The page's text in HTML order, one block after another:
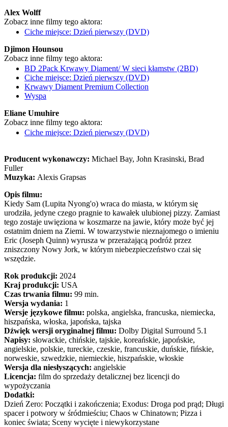
Alex Wolff
Zobacz inne filmy tego aktora:
Ciche miejsce: Dzień pierwszy (DVD)
Djimon Hounsou
Zobacz inne filmy tego aktora:
BD 2Pack Krwawy Diament/ W sieci kłamstw (2BD)
Ciche miejsce: Dzień pierwszy (DVD)
Krwawy Diament Premium Collection
Wyspa
Eliane Umuhire
Zobacz inne filmy tego aktora:
Ciche miejsce: Dzień pierwszy (DVD)
Producent wykonawczy: Michael Bay, John Krasinski, Brad
Fuller
Muzyka: Alexis Grapsas
Opis filmu:
Kiedy Sam (Lupita Nyong'o) wraca do miasta, w którym się
urodziła, jedyne czego pragnie to kawałek ulubionej pizzy. Zamiast
tego zostaje uwięziona w koszmarze na jawie, który może być jej
ostatnim dniem na Ziemi. W towarzystwie nieznajomego o imieniu
Eric (Joseph Quinn) wyrusza w przerażającą podróż przez
zniszczony Nowy Jork, w którym niebezpieczeństwo czai się
wszędzie.
Rok produkcji: 2024
Kraj produkcji: USA
Czas trwania filmu: 99 min.
Wersja wydania: 1
Wersje językowe filmu: polska, angielska, francuska, niemiecka,
hiszpańska, włoska, japońska, tajska
Dźwięk wersji oryginalnej filmu: Dolby Digital Surround 5.1
Napisy: słowackie, chińskie, tajskie, koreańskie, japońskie,
angielskie, polskie, tureckie, czeskie, francuskie, duńskie, fińskie,
norweskie, szwedzkie, niemieckie, hiszpańskie, włoskie
Wersja dla niesłyszących: angielskie
Licencja: film do sprzedaży detalicznej bez licencji do
wypożyczania
Dodatki:
Dzień Zero: Początki i zakończenia; Exodus: Droga pod prąd; Długi
spacer i potwory w śródmieściu; Chaos w Chinatown; Pizza i
koniec świata; Sceny wycięte i niewykorzystane